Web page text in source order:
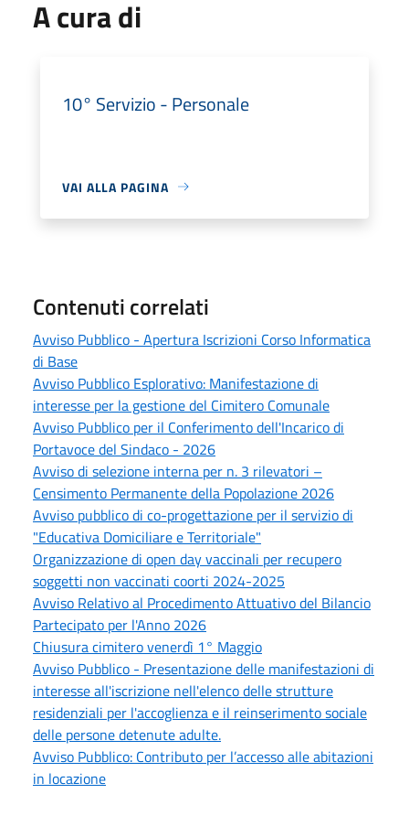
A cura di
10° Servizio - Personale
VAI ALLA PAGINA
Contenuti correlati
Avviso Pubblico - Apertura Iscrizioni Corso Informatica
di Base
Avviso Pubblico Esplorativo: Manifestazione di
interesse per la gestione del Cimitero Comunale
Avviso Pubblico per il Conferimento dell'Incarico di
Portavoce del Sindaco - 2026
Avviso di selezione interna per n. 3 rilevatori –
Censimento Permanente della Popolazione 2026
Avviso pubblico di co-progettazione per il servizio di
"Educativa Domiciliare e Territoriale"
Organizzazione di open day vaccinali per recupero
soggetti non vaccinati coorti 2024-2025
Avviso Relativo al Procedimento Attuativo del Bilancio
Partecipato per l'Anno 2026
Chiusura cimitero venerdì 1° Maggio
Avviso Pubblico - Presentazione delle manifestazioni di
interesse all'iscrizione nell'elenco delle strutture
residenziali per l'accoglienza e il reinserimento sociale
delle persone detenute adulte.
Avviso Pubblico: Contributo per l’accesso alle abitazioni
in locazione